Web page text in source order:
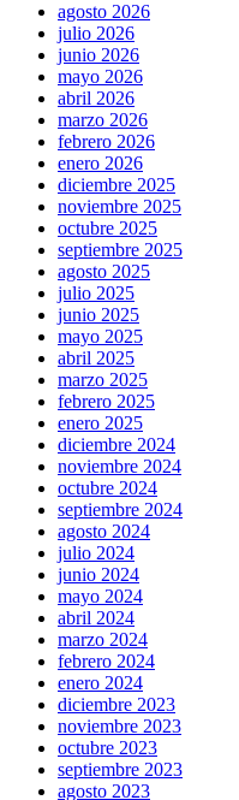
agosto 2026
julio 2026
junio 2026
mayo 2026
abril 2026
marzo 2026
febrero 2026
enero 2026
diciembre 2025
noviembre 2025
octubre 2025
septiembre 2025
agosto 2025
julio 2025
junio 2025
mayo 2025
abril 2025
marzo 2025
febrero 2025
enero 2025
diciembre 2024
noviembre 2024
octubre 2024
septiembre 2024
agosto 2024
julio 2024
junio 2024
mayo 2024
abril 2024
marzo 2024
febrero 2024
enero 2024
diciembre 2023
noviembre 2023
octubre 2023
septiembre 2023
agosto 2023